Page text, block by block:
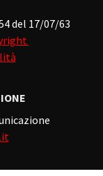
del 17/07/63